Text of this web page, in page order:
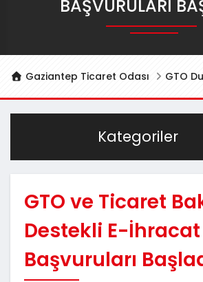
BAŞVURULARI
Gaziantep Ticaret Odası GTO
Kategoriler
GTO ve Ticaret
Destekli E-
Başvuruları